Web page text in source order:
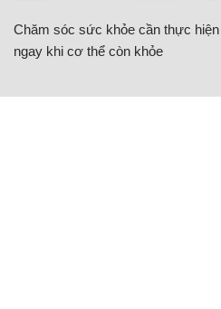
Chăm sóc sức khỏe cần thực hiện
ngay khi cơ thể còn khỏe